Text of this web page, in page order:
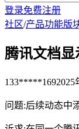
登录免费注册
社区/产品功能版
腾讯文档显
133*****1692025
问题:后续动态中